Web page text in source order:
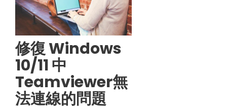
修復 Windows
10/11 中
Teamviewer無
法連線的問題